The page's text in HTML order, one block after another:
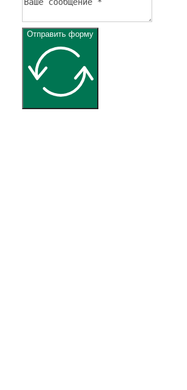
Отправить форму